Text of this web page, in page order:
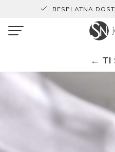
BESPLATNA
← TI